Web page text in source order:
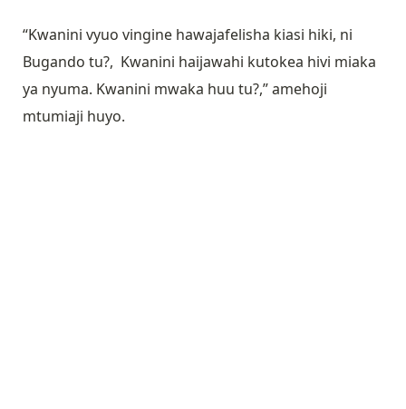
“Kwanini vyuo vingine hawajafelisha kiasi hiki, ni
Bugando tu?, Kwanini haijawahi kutokea hivi miaka
ya nyuma. Kwanini mwaka huu tu?,” amehoji
mtumiaji huyo.